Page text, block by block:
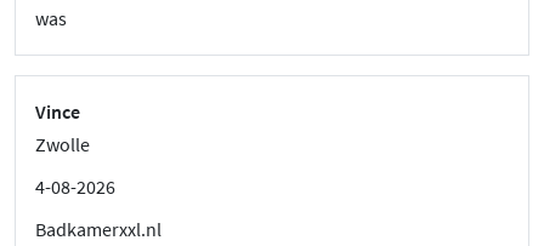
was
Vince
Zwolle
4-08-2026
Badkamerxxl.nl